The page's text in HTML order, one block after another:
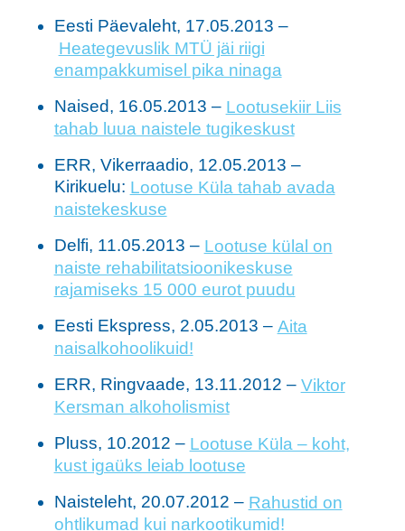
Eesti Päevaleht, 17.05.2013 –
Heategevuslik MTÜ jäi riigi
enampakkumisel pika ninaga
Naised, 16.05.2013 – Lootusekiir Liis
tahab luua naistele tugikeskust
ERR, Vikerraadio, 12.05.2013 –
Kirikuelu: Lootuse Küla tahab avada
naistekeskuse
Delfi, 11.05.2013 – Lootuse külal on
naiste rehabilitatsioonikeskuse
rajamiseks 15 000 eurot puudu
Eesti Ekspress, 2.05.2013 – Aita
naisalkohoolikuid!
ERR, Ringvaade, 13.11.2012 – Viktor
Kersman alkoholismist
Pluss, 10.2012 – Lootuse Küla – koht,
kust igaüks leiab lootuse
Naisteleht, 20.07.2012 – Rahustid on
ohtlikumad kui narkootikumid!